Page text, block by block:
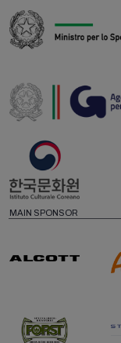
MAIN SPONSOR